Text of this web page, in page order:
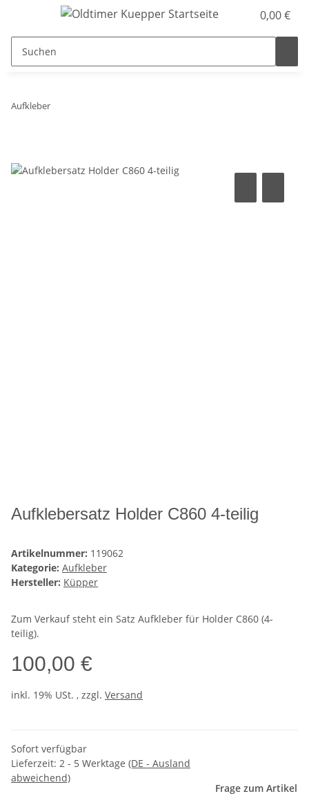
0,00 €
Aufkleber
Aufklebersatz Holder C860 4-teilig
Artikelnummer: 119062
Kategorie: Aufkleber
Hersteller: Küpper
Zum Verkauf steht ein Satz Aufkleber für Holder C860 (4-
teilig).
100,00 €
inkl. 19% USt. , zzgl. Versand
Sofort verfügbar
Lieferzeit: 2 - 5 Werktage (DE - Ausland
abweichend)
Frage zum Artikel